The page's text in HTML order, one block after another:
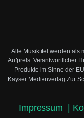
Alle Musiktitel werden als
Aufpreis. Verantwortlicher
Produkte im Sinne der
Kayser Medienverlag Zur
Impressum